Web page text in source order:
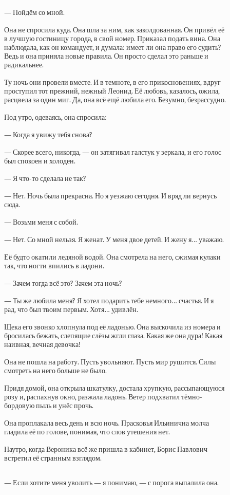
— Пойдём со мной.
Она не спросила куда. Она шла за ним, как заколдованная. Он привёл её
в лучшую гостиницу города, в свой номер. Приказал подать вина. Она
наблюдала, как он командует, и думала: имеет ли она право его судить?
Ведь и она приняла новые правила. Он просто сделал это раньше и
радикальнее.
Ту ночь они провели вместе. И в темноте, в его прикосновениях, вдруг
проступил тот прежний, нежный Леонид. Её любовь, казалось, ожила,
расцвела за один миг. Да, она всё ещё любила его. Безумно, безрассудно.
Под утро, одеваясь, она спросила:
— Когда я увижу тебя снова?
— Скорее всего, никогда, — он затягивал галстук у зеркала, и его голос
был спокоен и холоден.
— Я что-то сделала не так?
— Нет. Ночь была прекрасна. Но я уезжаю сегодня. И вряд ли вернусь
сюда.
— Возьми меня с собой.
— Нет. Со мной нельзя. Я женат. У меня двое детей. И жену я… уважаю.
Её будто окатили ледяной водой. Она смотрела на него, сжимая кулаки
так, что ногти впились в ладони.
— Зачем тогда всё это? Зачем эта ночь?
— Ты же любила меня? Я хотел подарить тебе немного… счастья. И я
рад, что был твоим первым. Хотя… удивлён.
Щека его звонко хлопнула под её ладонью. Она выскочила из номера и
бросилась бежать, слепящие слёзы жгли глаза. Какая же она дура! Какая
наивная, вечная девочка!
Она не пошла на работу. Пусть увольняют. Пусть мир рушится. Силы
смотреть на него больше не было.
Придя домой, она открыла шкатулку, достала хрупкую, рассыпающуюся
розу и, распахнув окно, разжала ладонь. Ветер подхватил тёмно-
бордовую пыль и унёс прочь.
Она проплакала весь день и всю ночь. Прасковья Ильинична молча
гладила её по голове, понимая, что слов утешения нет.
Наутро, когда Вероника всё же пришла в кабинет, Борис Павлович
встретил её странным взглядом.
— Если хотите меня уволить — я понимаю, — с порога выпалила она.